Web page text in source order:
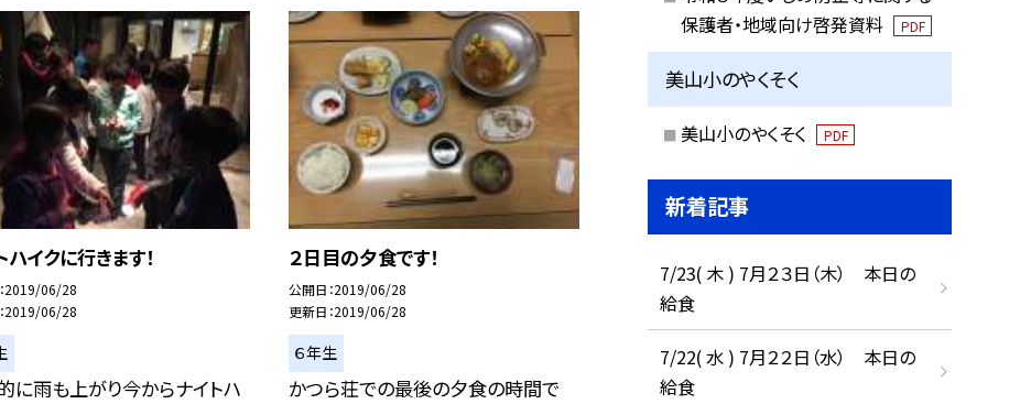
ハイクに行きます！
2019/06/28
2019/06/28
に雨も上がり今からナイトハ
２日目の夕食です！
公開日 2019/06/28
更新日 2019/06/28
６年生
かつら荘での最後の夕食の時間で
保護者・地域向け啓発資料
PDF
美山小のやくそく
美山小のやくそく PDF
新着記事
7/23( 木 ) 7月２３日（木） 本日の
給食
7/22( 水 ) 7月２２日（水） 本日の
給食